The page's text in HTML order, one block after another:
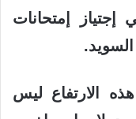
إجتياز إمتحانات
الارتفاع ليس